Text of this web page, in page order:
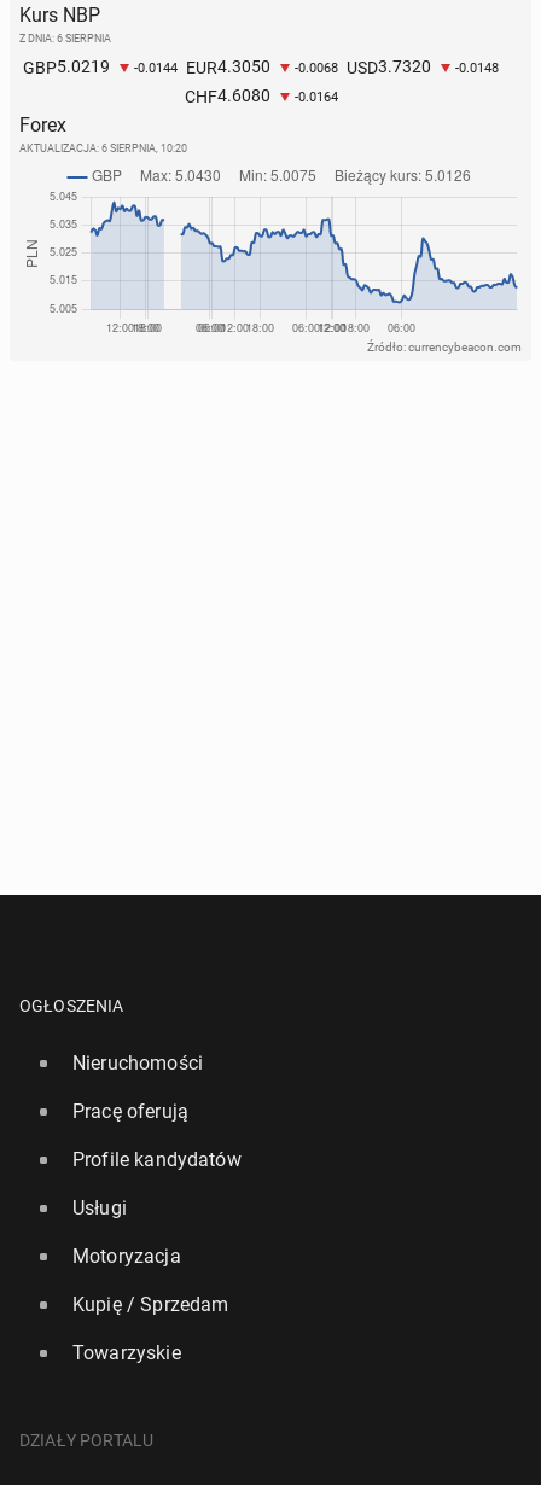
Kurs NBP
Z DNIA: 6 SIERPNIA
GBP5.0219 -0.0144 EUR4.3050 -0.0068 USD3.7320 -0.0148
CHF4.6080 -0.0164
Forex
AKTUALIZACJA: 6 SIERPNIA, 10:20
Źródło: currencybeacon.com
OGŁOSZENIA
Nieruchomości
Pracę oferują
Profile kandydatów
Usługi
Motoryzacja
Kupię / Sprzedam
Towarzyskie
DZIAŁY PORTALU